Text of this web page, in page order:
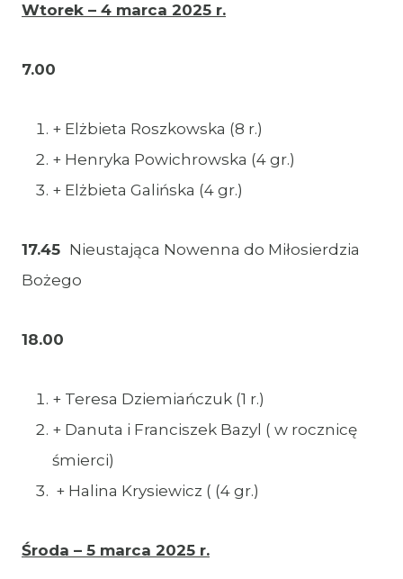
Wtorek – 4 marca 2025 r.
7.00
+ Elżbieta Roszkowska (8 r.)
+ Henryka Powichrowska (4 gr.)
+ Elżbieta Galińska (4 gr.)
17.45 Nieustająca Nowenna do Miłosierdzia
Bożego
18.00
+ Teresa Dziemiańczuk (1 r.)
+ Danuta i Franciszek Bazyl ( w rocznicę
śmierci)
+ Halina Krysiewicz ( (4 gr.)
Środa – 5 marca 2025 r.